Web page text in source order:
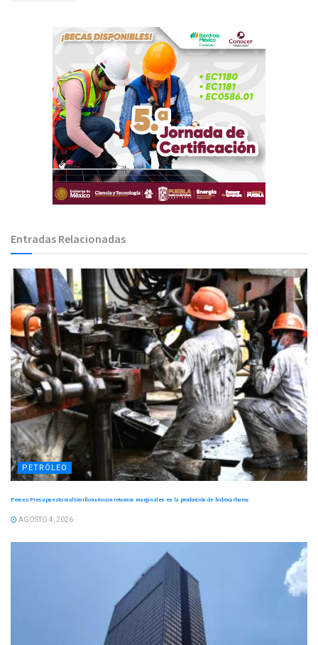
Entradas Relacionadas
PETRÓLEO
Pemex: Presupuesto multimillonario con retornos marginales en la producción de hidrocarburos
AGOSTO 4, 2026